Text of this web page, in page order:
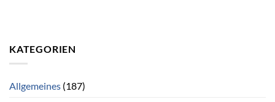
KATEGORIEN
Allgemeines (187)